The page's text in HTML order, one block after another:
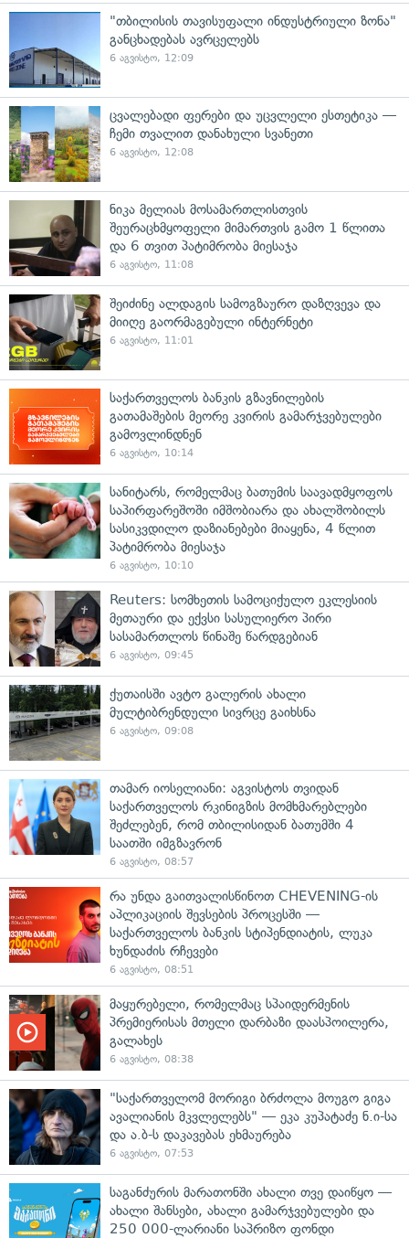
"თბილისის თავისუფალი ინდუსტრიული ზონა"
განცხადებას ავრცელებს
6 აგვისტო, 12:09
ცვალებადი ფერები და უცვლელი ესთეტიკა —
ჩემი თვალით დანახული სვანეთი
6 აგვისტო, 12:08
ნიკა მელიას მოსამართლისთვის
შეურაცხმყოფელი მიმართვის გამო 1 წლითა
და 6 თვით პატიმრობა მიესაჯა
6 აგვისტო, 11:08
შეიძინე ალდაგის სამოგზაურო დაზღვევა და
მიიღე გაორმაგებული ინტერნეტი
6 აგვისტო, 11:01
საქართველოს ბანკის გზავნილების
გათამაშების მეორე კვირის გამარჯვებულები
გამოვლინდნენ
6 აგვისტო, 10:14
სანიტარს, რომელმაც ბათუმის საავადმყოფოს
საპირფარეშოში იმშობიარა და ახალშობილს
სასიკვდილო დაზიანებები მიაყენა, 4 წლით
პატიმრობა მიესაჯა
6 აგვისტო, 10:10
Reuters: სომხეთის სამოციქულო ეკლესიის
მეთაური და ექვსი სასულიერო პირი
სასამართლოს წინაშე წარდგებიან
6 აგვისტო, 09:45
ქუთაისში ავტო გალერის ახალი
მულტიბრენდული სივრცე გაიხსნა
6 აგვისტო, 09:08
თამარ იოსელიანი: აგვისტოს თვიდან
საქართველოს რკინიგზის მომხმარებლები
შეძლებენ, რომ თბილისიდან ბათუმში 4
საათში იმგზავრონ
6 აგვისტო, 08:57
რა უნდა გაითვალისწინოთ CHEVENING-ის
აპლიკაციის შევსების პროცესში —
საქართველოს ბანკის სტიპენდიატის, ლუკა
ხუნდაძის რჩევები
6 აგვისტო, 08:51
მაყურებელი, რომელმაც სპაიდერმენის
პრემიერისას მთელი დარბაზი დაასპოილერა,
გალახეს
6 აგვისტო, 08:38
"საქართველომ მორიგი ბრძოლა მოუგო გიგა
ავალიანის მკვლელებს" — ეკა კუპატაძე ნ.ი-სა
და ა.ბ-ს დაკავებას ეხმაურება
6 აგვისტო, 07:53
საგანძურის მარათონში ახალი თვე დაიწყო —
ახალი შანსები, ახალი გამარჯვებულები და
250 000-ლარიანი საპრიზო ფონდი